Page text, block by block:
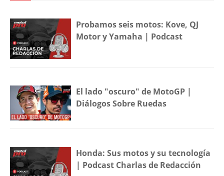
Probamos seis motos: Kove, QJ
Motor y Yamaha | Podcast
El lado "oscuro" de MotoGP |
Diálogos Sobre Ruedas
Honda: Sus motos y su tecnología
| Podcast Charlas de Redacción